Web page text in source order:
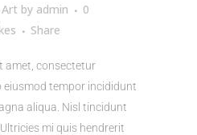
Art by admin
0
Share
amet, consectetur
eiusmod tempor incididunt
aliqua. Nisl tincidunt
mi quis hendrerit